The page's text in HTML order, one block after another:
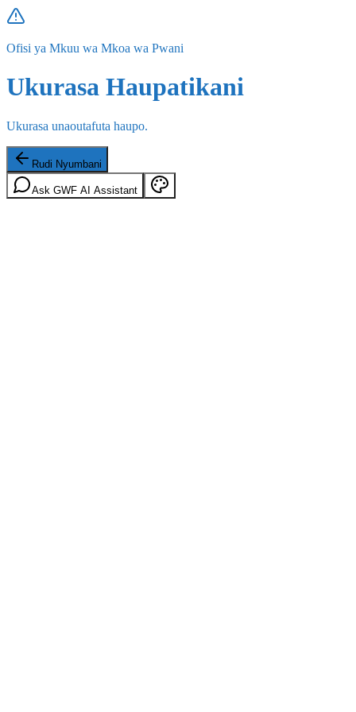
Ofisi ya Mkuu wa Mkoa wa Pwani
Ukurasa Haupatikani
Ukurasa unaoutafuta haupo.
Rudi Nyumbani
Ask GWF AI Assistant